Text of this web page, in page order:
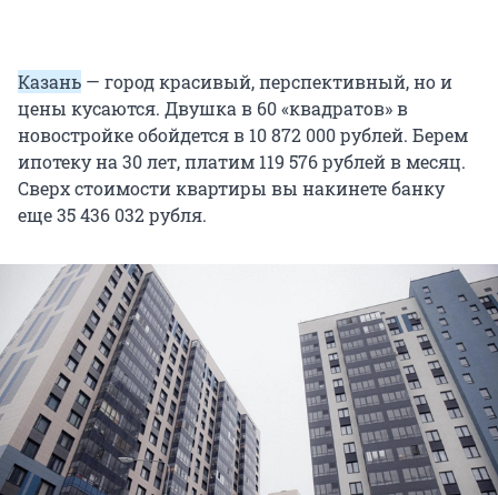
Казань — город красивый, перспективный, но и
цены кусаются. Двушка в 60 «квадратов» в
новостройке обойдется в 10 872 000 рублей. Берем
ипотеку на 30 лет, платим 119 576 рублей в месяц.
Сверх стоимости квартиры вы накинете банку
еще 35 436 032 рубля.